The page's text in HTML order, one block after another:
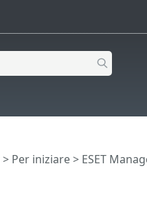
> Per iniziare> ESET